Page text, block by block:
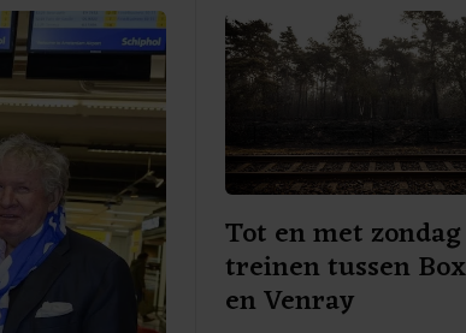
Tot en met
treinen tussen
en Venray